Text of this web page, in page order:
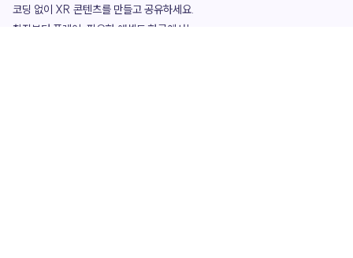
코딩 없이 XR 콘텐츠를 만들고 공유하세요.
창작부터 플레이, 필요한 애셋도 한곳에서!